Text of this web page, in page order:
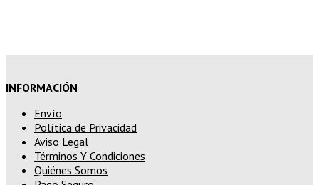
INFORMACIÓN
Envío
Política de Privacidad
Aviso Legal
Términos Y Condiciones
Quiénes Somos